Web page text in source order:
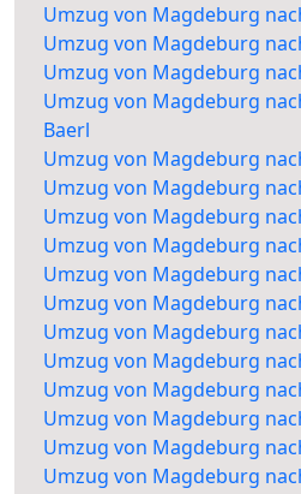
Umzug von Magdeburg
Umzug von Magdeburg
Umzug von Magdeburg
Umzug von Magdeburg
Baerl
Umzug von Magdeburg
Umzug von Magdeburg
Umzug von Magdeburg
Umzug von Magdeburg
Umzug von Magdeburg
Umzug von Magdeburg
Umzug von Magdeburg
Umzug von Magdeburg
Umzug von Magdeburg
Umzug von Magdeburg
Umzug von Magdeburg
Umzug von Magdeburg